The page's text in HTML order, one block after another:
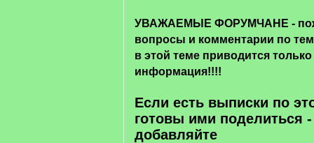
УВАЖАЕМЫЕ ФОРУМЧАНЕ -
вопросы и комментарии по
в этой теме приводится
информация!!!!
Если есть выписки по
готовы ими поделиться
добавляйте